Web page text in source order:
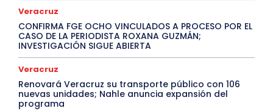
Veracruz
CONFIRMA FGE OCHO VINCULADOS A PROCESO POR EL
CASO DE LA PERIODISTA ROXANA GUZMÁN;
INVESTIGACIÓN SIGUE ABIERTA
Veracruz
Renovará Veracruz su transporte público con 106
nuevas unidades; Nahle anuncia expansión del
programa